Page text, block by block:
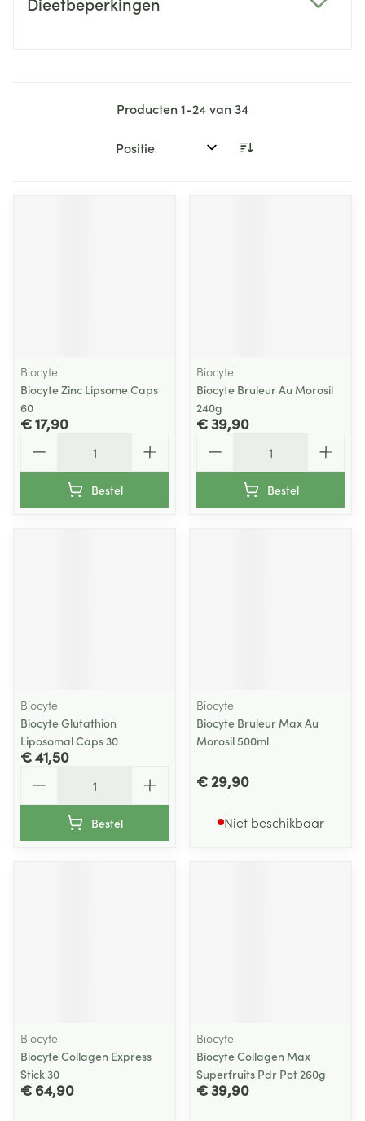
Producten1-24van34
Sorteer op:
Biocyte
Biocyte Zinc Lipsome Caps
60
€ 17,90
Bestel
Biocyte
Biocyte Bruleur Au Morosil
240g
€ 39,90
Bestel
Biocyte
Biocyte Glutathion
Liposomal Caps 30
€ 41,50
Bestel
Biocyte
Biocyte Bruleur Max Au
Morosil 500ml
€ 29,90
Niet beschikbaar
Biocyte
Biocyte Collagen Express
Stick 30
€ 64,90
Biocyte
Biocyte Collagen Max
Superfruits Pdr Pot 260g
€ 39,90